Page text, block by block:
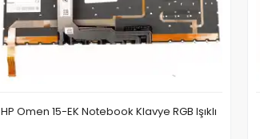
HP Omen 15-EK Notebook Klavye RGB Işıklı